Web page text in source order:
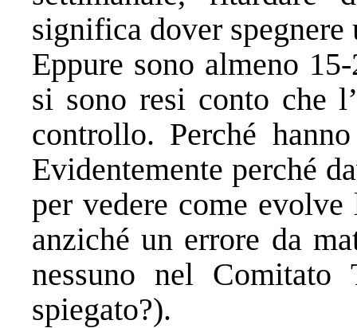
significa dover
Eppure sono almeno
si sono resi conto che
controllo. Perché
Evidentemente perché
per vedere come
anziché un errore da
nessuno nel
spiegato?).